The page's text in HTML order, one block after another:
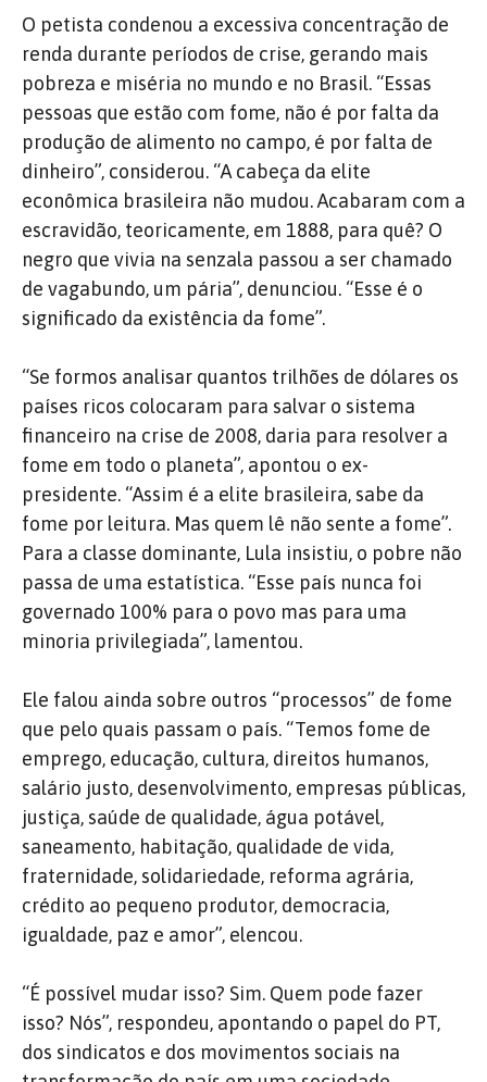
O petista condenou a excessiva concentração de
renda durante períodos de crise, gerando mais
pobreza e miséria no mundo e no Brasil. “Essas
pessoas que estão com fome, não é por falta da
produção de alimento no campo, é por falta de
dinheiro”, considerou. “A cabeça da elite
econômica brasileira não mudou. Acabaram com a
escravidão, teoricamente, em 1888, para quê? O
negro que vivia na senzala passou a ser chamado
de vagabundo, um pária”, denunciou. “Esse é o
significado da existência da fome”.
“Se formos analisar quantos trilhões de dólares os
países ricos colocaram para salvar o sistema
financeiro na crise de 2008, daria para resolver a
fome em todo o planeta”, apontou o ex-
presidente. “Assim é a elite brasileira, sabe da
fome por leitura. Mas quem lê não sente a fome”.
Para a classe dominante, Lula insistiu, o pobre não
passa de uma estatística. “Esse país nunca foi
governado 100% para o povo mas para uma
minoria privilegiada”, lamentou.
Ele falou ainda sobre outros “processos” de fome
que pelo quais passam o país. “Temos fome de
emprego, educação, cultura, direitos humanos,
salário justo, desenvolvimento, empresas públicas,
justiça, saúde de qualidade, água potável,
saneamento, habitação, qualidade de vida,
fraternidade, solidariedade, reforma agrária,
crédito ao pequeno produtor, democracia,
igualdade, paz e amor”, elencou.
“É possível mudar isso? Sim. Quem pode fazer
isso? Nós”, respondeu, apontando o papel do PT,
dos sindicatos e dos movimentos sociais na